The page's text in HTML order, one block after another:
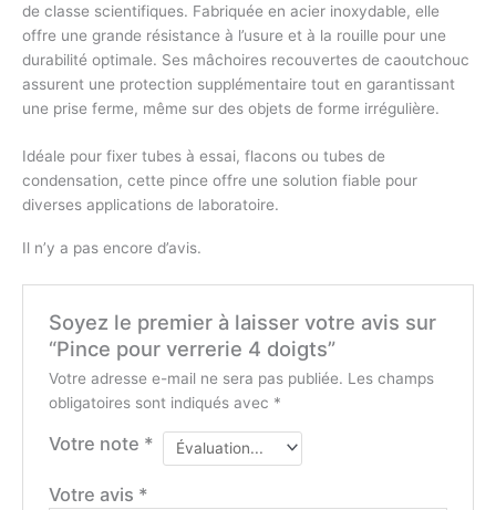
de classe scientifiques. Fabriquée en acier inoxydable, elle
offre une grande résistance à l’usure et à la rouille pour une
durabilité optimale. Ses mâchoires recouvertes de caoutchouc
assurent une protection supplémentaire tout en garantissant
une prise ferme, même sur des objets de forme irrégulière.
Idéale pour fixer tubes à essai, flacons ou tubes de
condensation, cette pince offre une solution fiable pour
diverses applications de laboratoire.
Il n’y a pas encore d’avis.
Soyez le premier à laisser votre avis sur
“Pince pour verrerie 4 doigts”
Votre adresse e-mail ne sera pas publiée. Les champs
obligatoires sont indiqués avec *
Votre note *
Votre avis *